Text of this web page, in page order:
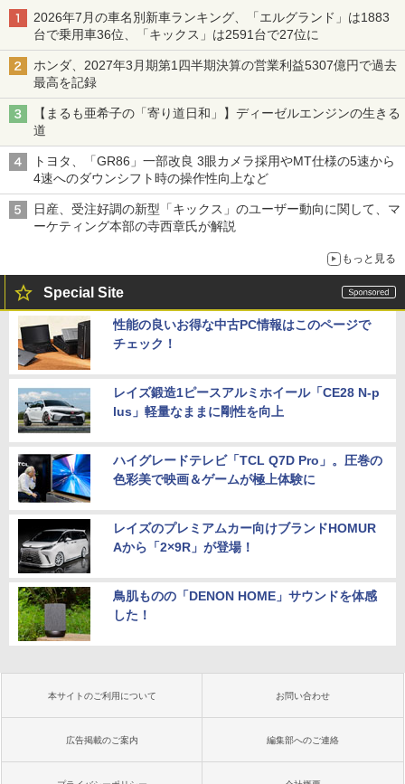
2026年7月の車名別新車ランキング、「エルグランド」は1883
台で乗用車36位、「キックス」は2591台で27位に
ホンダ、2027年3月期第1四半期決算の営業利益5307億円で過去
最高を記録
【まるも亜希子の「寄り道日和」】ディーゼルエンジンの生きる
道
トヨタ、「GR86」一部改良 3眼カメラ採用やMT仕様の5速から
4速へのダウンシフト時の操作性向上など
日産、受注好調の新型「キックス」のユーザー動向に関して、マ
ーケティング本部の寺西章氏が解説
もっと見る
Special Site
性能の良いお得な中古PC情報はこのページで
チェック！
レイズ鍛造1ピースアルミホイール「CE28 N-p
lus」軽量なままに剛性を向上
ハイグレードテレビ「TCL Q7D Pro」。圧巻の
色彩美で映画＆ゲームが極上体験に
レイズのプレミアムカー向けブランドHOMUR
Aから「2×9R」が登場！
鳥肌ものの「DENON HOME」サウンドを体感
した！
本サイトのご利用について お問い合わせ
広告掲載のご案内 編集部へのご連絡